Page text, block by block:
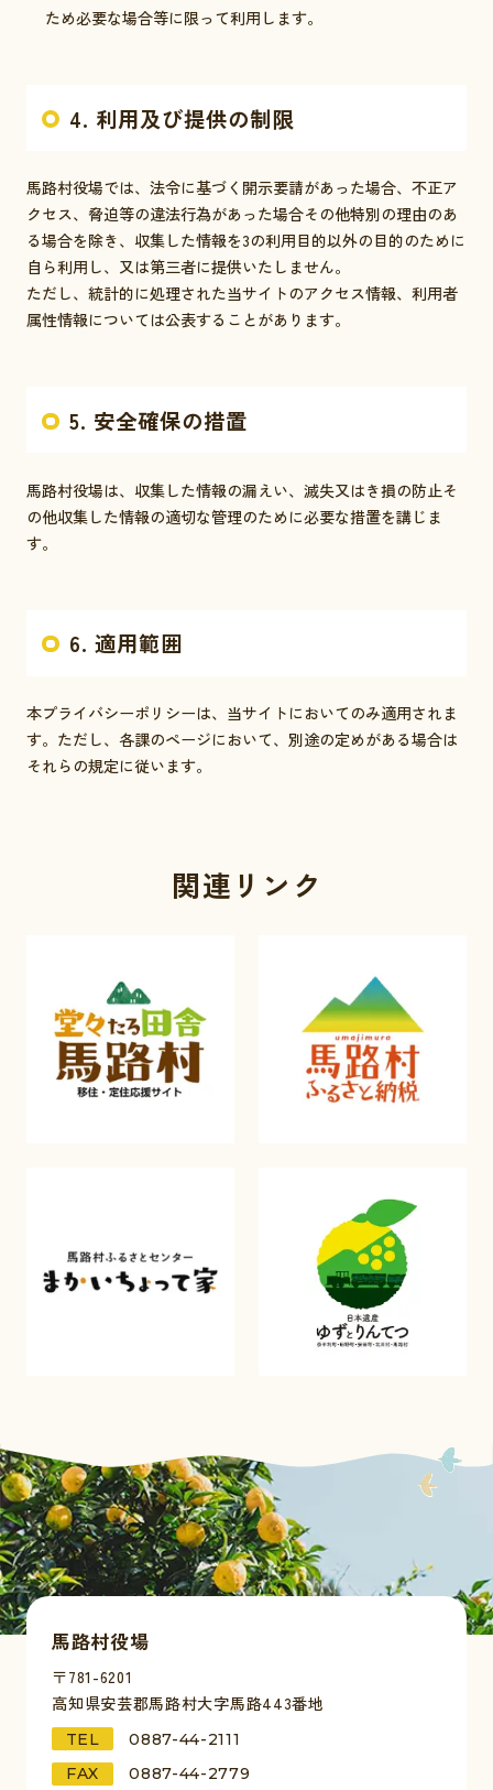
ため必要な場合等に限って利用します。
4. 利用及び提供の制限
馬路村役場では、法令に基づく開示要請があった場合、不正ア
クセス、脅迫等の違法行為があった場合その他特別の理由のあ
る場合を除き、収集した情報を3の利用目的以外の目的のために
自ら利用し、又は第三者に提供いたしません。
ただし、統計的に処理された当サイトのアクセス情報、利用者
属性情報については公表することがあります。
5. 安全確保の措置
馬路村役場は、収集した情報の漏えい、滅失又はき損の防止そ
の他収集した情報の適切な管理のために必要な措置を講じま
す。
6. 適用範囲
本プライバシーポリシーは、当サイトにおいてのみ適用されま
す。ただし、各課のページにおいて、別途の定めがある場合は
それらの規定に従います。
関連リンク
馬路村役場
〒781-6201
高知県安芸郡馬路村大字馬路443番地
TEL
0887-44-2111
FAX
0887-44-2779